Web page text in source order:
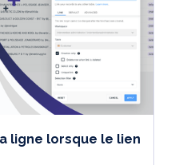
ligne lorsque le lien